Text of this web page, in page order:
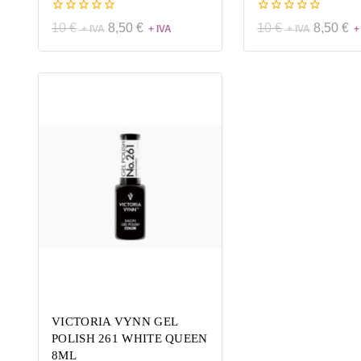
0
de
10€ 8,50 €
0
de
10€ 8,50€
VICTORIA VYNN GEL
POLISH 261 WHITE QUEEN
8ML